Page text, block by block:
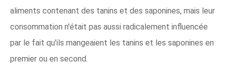
aliments contenant des tanins et des saponines, mais leur
consommation n'était pas aussi radicalement influencée
par le fait qu'ils mangeaient les tanins et les saponines en
premier ou en second.